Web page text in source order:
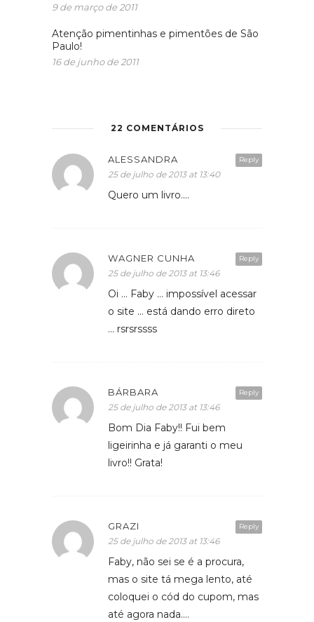
9 de março de 2011
Atenção pimentinhas e pimentões de São
Paulo!
16 de junho de 2011
22 COMENTÁRIOS
Reply
ALESSANDRA
25 de julho de 2013 at 13:40
Quero um livro….
Reply
WAGNER CUNHA
25 de julho de 2013 at 13:46
Oi … Faby … impossível acessar
o site … está dando erro direto
… rsrsrssss
Reply
BÁRBARA
25 de julho de 2013 at 13:46
Bom Dia Faby!! Fui bem
ligeirinha e já garanti o meu
livro!! Grata!
Reply
GRAZI
25 de julho de 2013 at 13:46
Faby, não sei se é a procura,
mas o site tá mega lento, até
coloquei o cód do cupom, mas
até agora nada….